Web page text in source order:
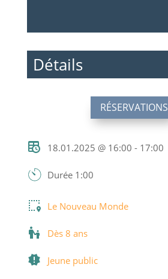
Détails
RÉSERVATIONS
18.01.2025 @ 16:00 - 17:00
Durée 1:00
Le Nouveau Monde
Dès 8 ans
Jeune public